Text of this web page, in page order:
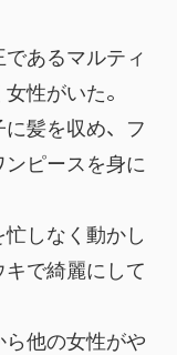
あるマルティ
性がいた。
髪を収め、フ
ピースを身に
しなく動かし
で綺麗にして
他の女性がや